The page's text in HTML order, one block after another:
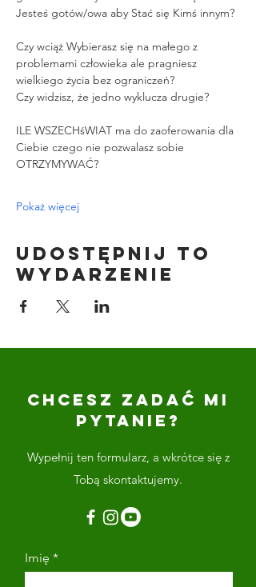
Jesteś gotów/owa aby Stać się Kimś innym?
Czy wciąż Wybierasz się na małego z
problemami człowieka ale pragniesz
wielkiego życia bez ograniczeń?
Czy widzisz, że jedno wyklucza drugie?
ILE WSZECHśWIAT ma do zaoferowania dla
Ciebie czego nie pozwalasz sobie
OTRZYMYWAĆ?
Pokaż więcej
Udostępnij to
wydarzenie
CHCESZ ZADAĆ MI
PYTANIE?
Wypełnij ten formularz, a wkrótce się z
Tobą skontaktujemy.
Imię